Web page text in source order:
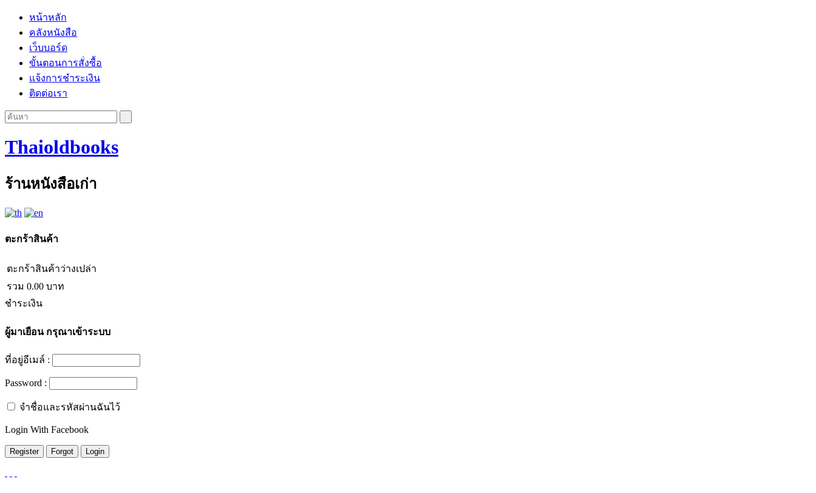
หน้าหลัก
คลังหนังสือ
เว็บบอร์ด
ขั้นตอนการสั่งซื้อ
แจ้งการชำระเงิน
ติดต่อเรา
Thaioldbooks
ร้านหนังสือเก่า
ตะกร้าสินค้า
ตะกร้าสินค้าว่างเปล่า
รวม 0.00 บาท
ชำระเงิน
ผู้มาเยือนกรุณาเข้าระบบ
ที่อยู่อีเมล์ :
Password :
จำชื่อและรหัสผ่านฉันไว้
Login With Facebook